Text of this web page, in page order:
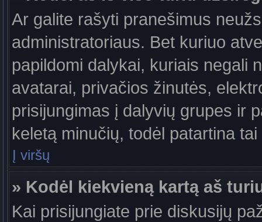
Ar galite rašyti pranešimus
administratoriaus. Bet kuriuo
papildomi dalykai, kuriais negali
avatarai, privačios žinutės,
prisijungimas į dalyvių grupes ir
keletą minučių, todėl patartina
Į viršų
» Kodėl kiekvieną kartą aš
Kai prisijungiate prie diskusijų